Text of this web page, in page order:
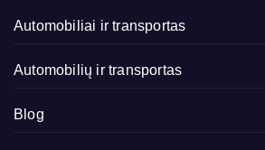
Automobiliai ir transportas
Automobilių ir transportas
Blog